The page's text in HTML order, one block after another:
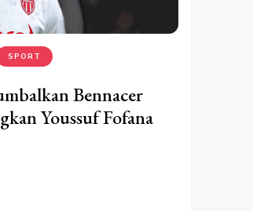
SPORT
Bennacer
Youssuf Fofana